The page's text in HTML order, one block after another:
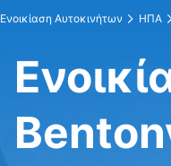
Ενοικίαση Αυτοκινήτων ΗΠΑ